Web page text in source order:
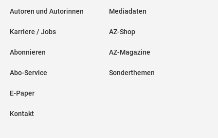
Autoren und Autorinnen
Karriere / Jobs
Abonnieren
Abo-Service
E-Paper
Kontakt
Mediadaten
AZ-Shop
AZ-Magazine
Sonderthemen